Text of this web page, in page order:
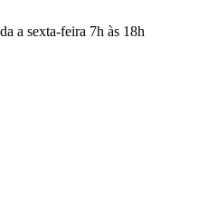
a sexta-feira 7h às 18h